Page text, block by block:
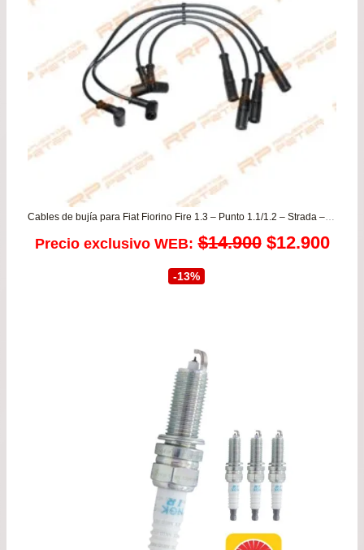
Cables de bujía para Fiat Fiorino Fire 1.3 – Punto 1.1/1.2 – Strada – Uno
Precio exclusivo WEB: $14.900 El
$12.900El
-13%